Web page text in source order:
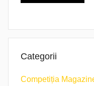
Categorii
Competiția